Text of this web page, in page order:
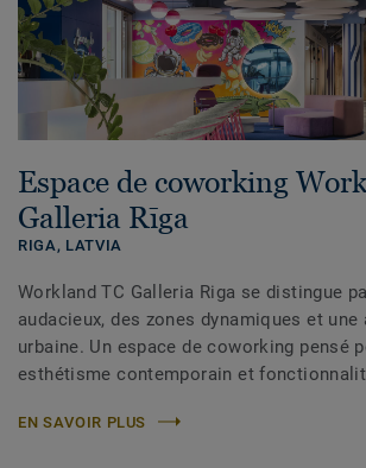
Espace de coworking
Galleria Rīga
RIGA, LATVIA
Workland TC Galleria Riga se distingue
audacieux, des zones dynamiques et une
urbaine. Un espace de coworking pensé
esthétisme contemporain et
EN SAVOIR PLUS